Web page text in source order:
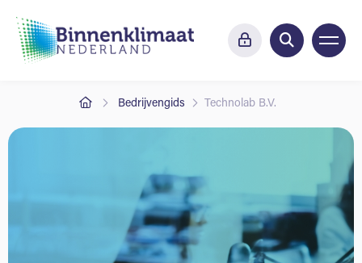
Bedrijvengids Technolab B.V.